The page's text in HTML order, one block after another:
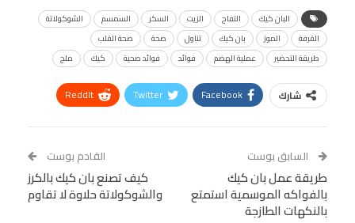
البان كيك التفاح الزيت السكر السمسم
الشوكولاتة
القرفة
الموز بان كيك تناول صحة
صحة القلب
طريقة التحضير
عملية الهضم فوائد فوائد صحية كيك ملح
شارك Facebook
Twitter
ReddIt
Tumblr
البريد الإلكتروني
StumbleUpon
VK
Digg
LINE
BlackBerry
Viber
السابق بوست
طريقة عمل بان كيك
بالفواكه الموسمية استمتع
بالنكهات الطازجة
القادم بوست
كيف تصنع بان كيك بالكرز
والشوكولاتة حلاوة لا تقاوم